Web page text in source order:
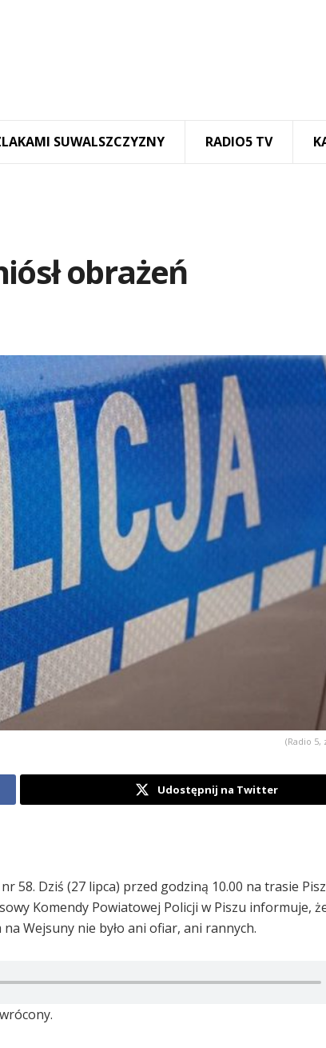
SUWALSZCZYZNY RADIO5 TV
obrażeń
(Radio 5,
Udostępnij na Twitter
Dziś (27 lipca) przed godziną 10.00 na trasie
Komendy Powiatowej Policji w Piszu informuje,
Wejsuny nie było ani ofiar, ani rannych.